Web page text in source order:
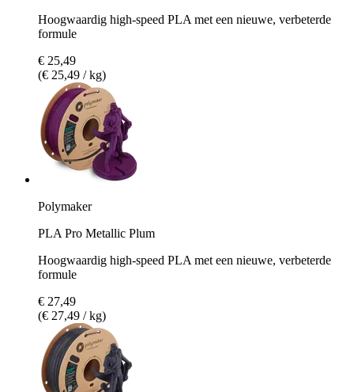
Hoogwaardig high-speed PLA met een nieuwe, verbeterde
formule
€ 25,49
(€ 25,49 / kg)
Polymaker
PLA Pro Metallic Plum
Hoogwaardig high-speed PLA met een nieuwe, verbeterde
formule
€ 27,49
(€ 27,49 / kg)